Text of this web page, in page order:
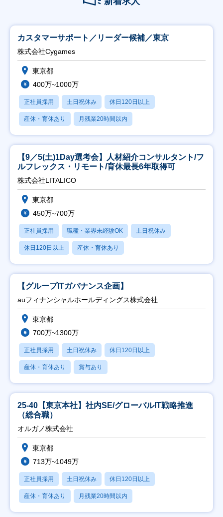
カスタマーサポート／リーダー候補／東京
株式会社Cygames
東京都
400万~1000万
正社員採用 土日祝休み 休日120日以上
産休・育休あり 月残業20時間以内
【9／5(土)1Day選考会】人材紹介コンサルタント/フ
ルフレックス・リモート/育休最長6年取得可
株式会社LITALICO
東京都
450万~700万
正社員採用 職種・業界未経験OK 土日祝休み
休日120日以上 産休・育休あり
【グループITガバナンス企画】
auフィナンシャルホールディングス株式会社
東京都
700万~1300万
正社員採用 土日祝休み 休日120日以上
産休・育休あり 賞与あり
25-40【東京本社】社内SE/グローバルIT戦略推進
（総合職）
オルガノ株式会社
東京都
713万~1049万
正社員採用 土日祝休み 休日120日以上
産休・育休あり 月残業20時間以内